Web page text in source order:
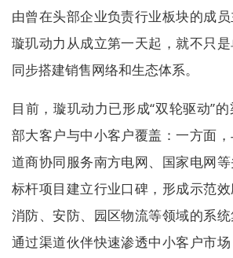
由曾在头部企业负责行业板块的成
璇玑动力从成立第一天起，就不只
同步搭建销售网络和生态体系。
目前，璇玑动力已形成“双轮驱动”
部大客户与中小客户覆盖：一方面
道商协同服务南方电网、国家电网
标杆项目建立行业口碑，形成示范
消防、安防、园区物流等领域的系统
通过渠道伙伴快速渗透中小客户市